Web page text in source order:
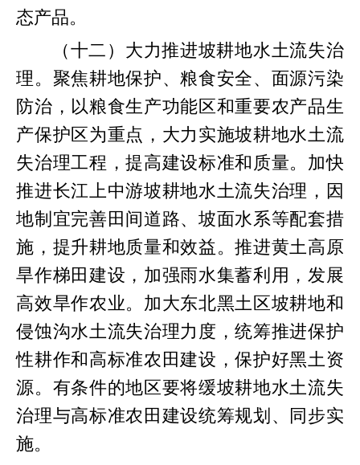
态产品。
（十二）大力推进坡耕地水土流失治
理。聚焦耕地保护、粮食安全、面源污染
防治，以粮食生产功能区和重要农产品生
产保护区为重点，大力实施坡耕地水土流
失治理工程，提高建设标准和质量。加快
推进长江上中游坡耕地水土流失治理，因
地制宜完善田间道路、坡面水系等配套措
施，提升耕地质量和效益。推进黄土高原
旱作梯田建设，加强雨水集蓄利用，发展
高效旱作农业。加大东北黑土区坡耕地和
侵蚀沟水土流失治理力度，统筹推进保护
性耕作和高标准农田建设，保护好黑土资
源。有条件的地区要将缓坡耕地水土流失
治理与高标准农田建设统筹规划、同步实
施。